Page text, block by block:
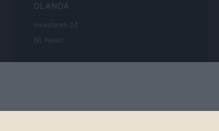
OLANDA
Investeren 24
NL Newz